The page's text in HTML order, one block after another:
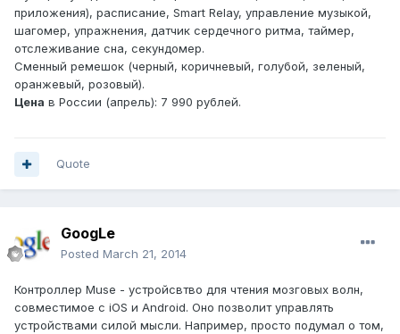
приложения), расписание, Smart Relay, управление музыкой,
шагомер, упражнения, датчик сердечного ритма, таймер,
отслеживание сна, секундомер.
Сменный ремешок (черный, коричневый, голубой, зеленый,
оранжевый, розовый).
Цена в России (апрель): 7 990 рублей.
Quote
GoogLe
Posted March 21, 2014
Контроллер Muse - устройсвтво для чтения мозговых волн,
совместимое с iOS и Android. Оно позволит управлять
устройствами силой мысли. Например, просто подумал о том,